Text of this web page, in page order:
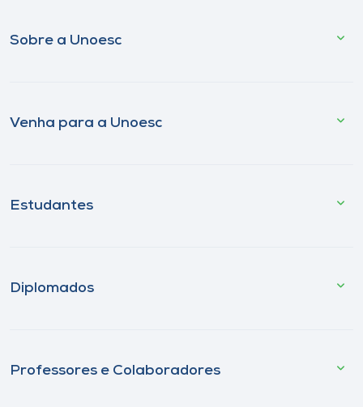
Sobre a Unoesc
Venha para a Unoesc
Estudantes
Diplomados
Professores e Colaboradores